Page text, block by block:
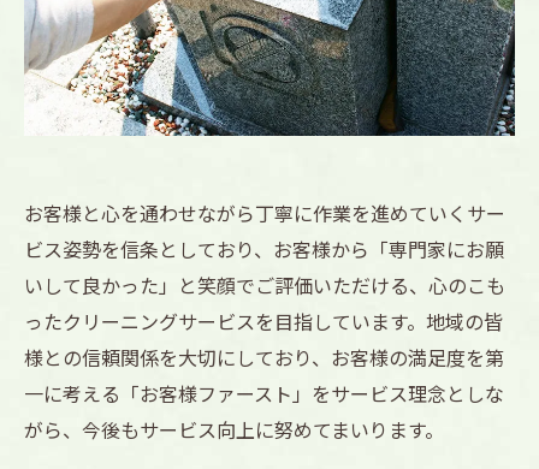
お客様と心を通わせながら丁寧に作業を進めていくサー
ビス姿勢を信条としており、お客様から「専門家にお願
いして良かった」と笑顔でご評価いただける、心のこも
ったクリーニングサービスを目指しています。地域の皆
様との信頼関係を大切にしており、お客様の満足度を第
一に考える「お客様ファースト」をサービス理念としな
がら、今後もサービス向上に努めてまいります。